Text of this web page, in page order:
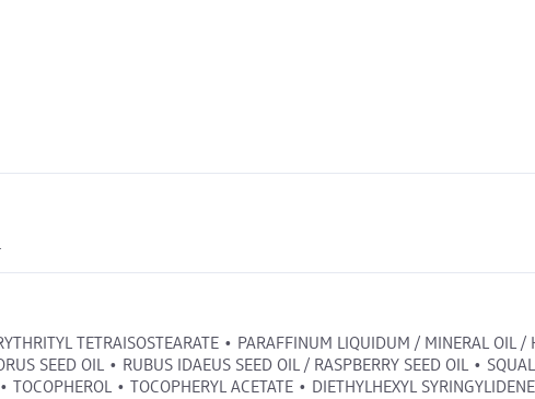
TETRAISOSTEARATE • PARAFFINUM LIQUIDUM / MINERAL OIL
SEED OIL • RUBUS IDAEUS SEED OIL / RASPBERRY SEED OIL •
TOCOPHEROL • TOCOPHERYL ACETATE • DIETHYLHEXYL